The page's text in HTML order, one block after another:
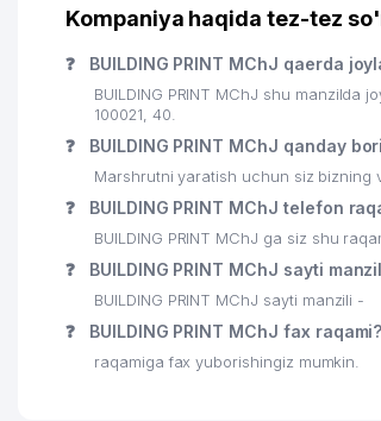
22 UZGIP MChJ
23 AGROINNOVASIYA JAMGARMASI
IRODA STUDY NODAVLAT TA'LIM
26 SAXOVAT BROYLER MChJ
LOYIHA-SIFAT MChJ
Kompaniya haqida tez-tez
❓ BUILDING PRINT MChJ qaerda
BUILDING PRINT MChJ shu manzilda
100021, 40.
❓ BUILDING PRINT MChJ qanday
Marshrutni yaratish uchun siz bizning
❓ BUILDING PRINT MChJ telefon
BUILDING PRINT MChJ ga siz shu
❓ BUILDING PRINT MChJ sayti
BUILDING PRINT MChJ sayti manzili -
❓ BUILDING PRINT MChJ fax raqami?
raqamiga fax yuborishingiz mumkin.